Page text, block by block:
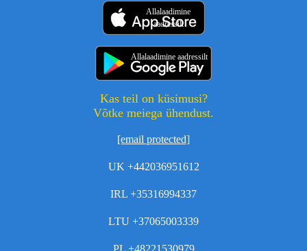
Allalaadimine
aadressilt
Allalaadimine aadressilt
Kas teil on küsimusi?
Võtke meiega ühendust.
[email protected]
UK +442036951612
IRL +35316994337
LTU +37065003339
PL +48221530979